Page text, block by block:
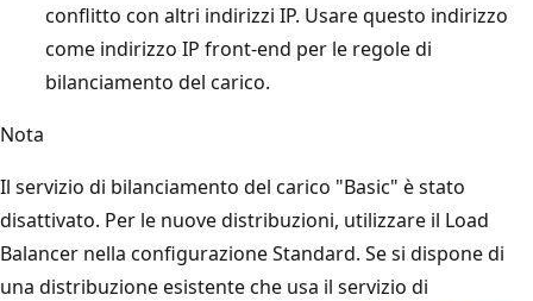
conflitto con altri indirizzi IP. Usare questo indirizzo
come indirizzo IP front-end per le regole di
bilanciamento del carico.
Nota
Il servizio di bilanciamento del carico "Basic" è stato
disattivato. Per le nuove distribuzioni, utilizzare il Load
Balancer nella configurazione Standard. Se si dispone di
una distribuzione esistente che usa il servizio di